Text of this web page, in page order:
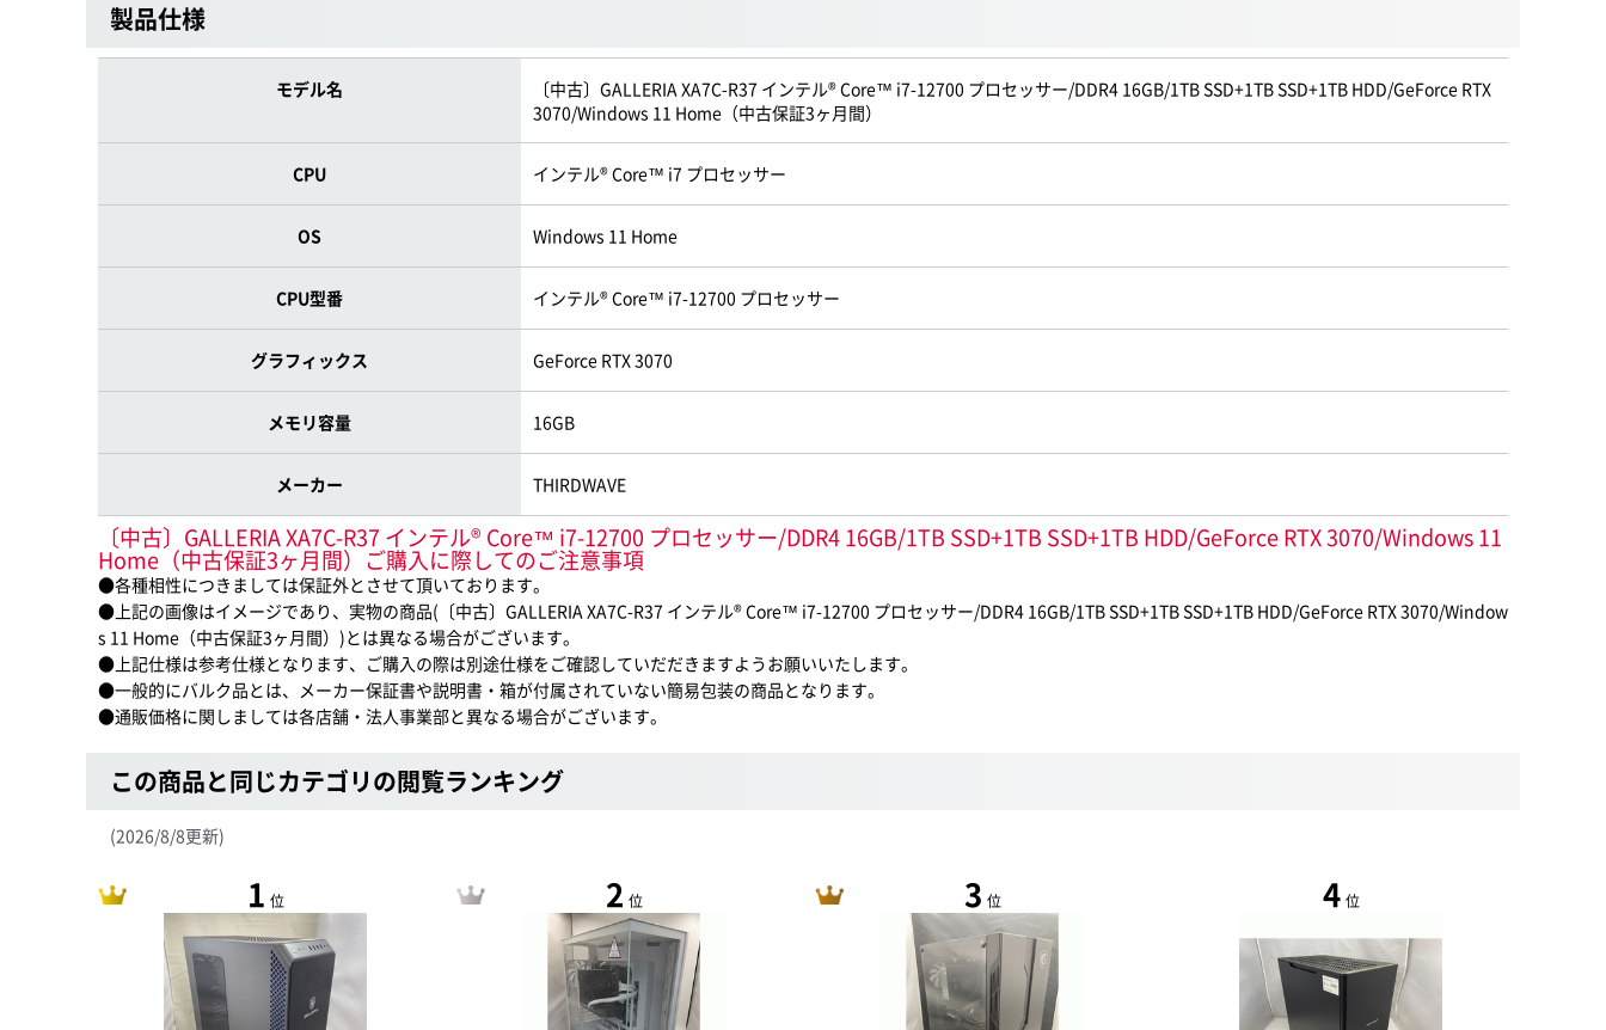
製品仕様
モデル名
〔中古〕GALLERIA XA7C-R37 インテル® Core™ i7-12700 プロセッサー/DDR4 16GB/1TB SSD+1TB SSD+1TB HDD/GeForce RTX
3070/Windows 11 Home（中古保証3ヶ月間）
CPU インテル® Core™ i7 プロセッサー
OS Windows 11 Home
CPU型番 インテル® Core™ i7-12700 プロセッサー
グラフィックス GeForce RTX 3070
メモリ容量 16GB
メーカー THIRDWAVE
〔中古〕GALLERIA XA7C-R37 インテル® Core™ i7-12700 プロセッサー/DDR4 16GB/1TB SSD+1TB SSD+1TB HDD/GeForce RTX 3070/Windows 11
Home（中古保証3ヶ月間）ご購入に際してのご注意事項
●各種相性につきましては保証外とさせて頂いております。
●上記の画像はイメージであり、実物の商品(〔中古〕GALLERIA XA7C-R37 インテル® Core™ i7-12700 プロセッサー/DDR4 16GB/1TB SSD+1TB SSD+1TB HDD/GeForce RTX 3070/Window
s 11 Home（中古保証3ヶ月間）)とは異なる場合がございます。
●上記仕様は参考仕様となります、ご購入の際は別途仕様をご確認していだだきますようお願いいたします。
●一般的にバルク品とは、メーカー保証書や説明書・箱が付属されていない簡易包装の商品となります。
●通販価格に関しましては各店舗・法人事業部と異なる場合がございます。
この商品と同じカテゴリの閲覧ランキング
(2026/8/8更新)
1 位 2 位 3 位 4 位